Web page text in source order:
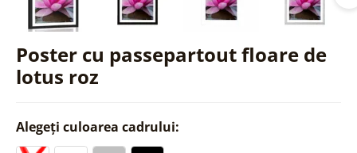
Poster cu passepartout floare de
lotus roz
Alegeți culoarea cadrului: